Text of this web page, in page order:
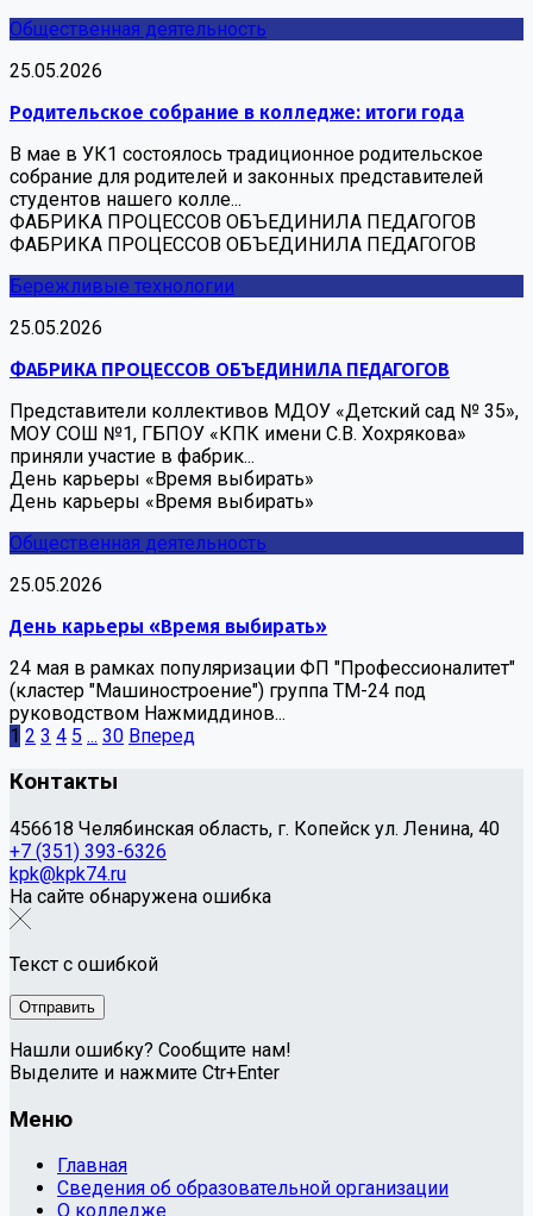
Общественная деятельность
25.05.2026
Родительское собрание в колледже: итоги года
В мае в УК1 состоялось традиционное родительское
собрание для родителей и законных представителей
студентов нашего колле...
ФАБРИКА ПРОЦЕССОВ ОБЪЕДИНИЛА ПЕДАГОГОВ
ФАБРИКА ПРОЦЕССОВ ОБЪЕДИНИЛА ПЕДАГОГОВ
Бережливые технологии
25.05.2026
ФАБРИКА ПРОЦЕССОВ ОБЪЕДИНИЛА ПЕДАГОГОВ
Представители коллективов МДОУ «Детский сад № 35»,
МОУ СОШ №1, ГБПОУ «КПК имени С.В. Хохрякова»
приняли участие в фабрик...
День карьеры «Время выбирать»
День карьеры «Время выбирать»
Общественная деятельность
25.05.2026
День карьеры «Время выбирать»
24 мая в рамках популяризации ФП "Профессионалитет"
(кластер "Машиностроение") группа ТМ-24 под
руководством Нажмиддинов...
1 2 3 4 5 ... 30 Вперед
Контакты
456618 Челябинская область, г. Копейск ул. Ленина, 40
+7 (351) 393-6326
kpk@kpk74.ru
На сайте обнаружена ошибка
Текст с ошибкой
Нашли ошибку? Сообщите нам!
Выделите и нажмите Ctr+Enter
Меню
Главная
Сведения об образовательной организации
О колледже